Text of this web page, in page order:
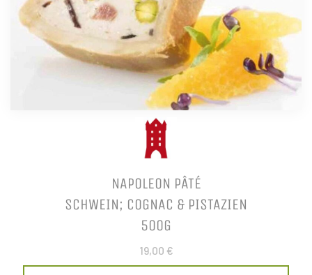
NAPOLEON PÂTÉ
SCHWEIN; COGNAC & PISTAZIEN
500G
19,00 €